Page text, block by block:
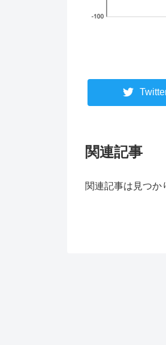
関連記事
関連記事は見つか